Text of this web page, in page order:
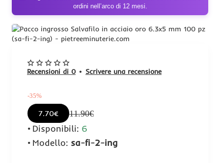
ordini nell’arco di 12 mesi.
Recensioni di 0 • Scrivere una recensione
-35%
7.70€ 11.90€
Disponibili: 6
Modello: sa-fi-2-ing